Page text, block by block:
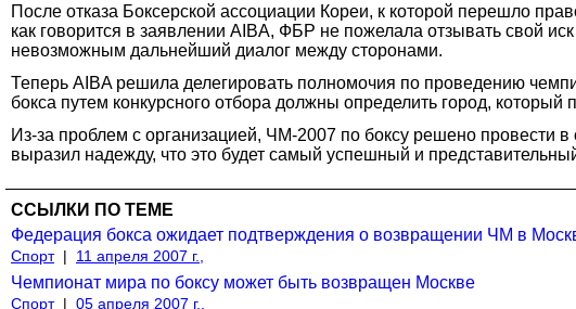
После отказа Боксерской ассоциации Кореи, к которой перешло
как говорится в заявлении AIBA, ФБР не пожелала отзывать свой
невозможным дальнейший диалог между сторонами.
Теперь AIBA решила делегировать полномочия по проведению
бокса путем конкурсного отбора должны определить город, который
Из-за проблем с организацией, ЧМ-2007 по боксу решено провести
выразил надежду, что это будет самый успешный и
ССЫЛКИ ПО ТЕМЕ
Федерация бокса ожидает подтверждения о возвращении ЧМ в
Спорт | 11 апреля 2007 г.,
Чемпионат мира по боксу может быть возвращен Москве
Спорт | 05 апреля 2007 г.,